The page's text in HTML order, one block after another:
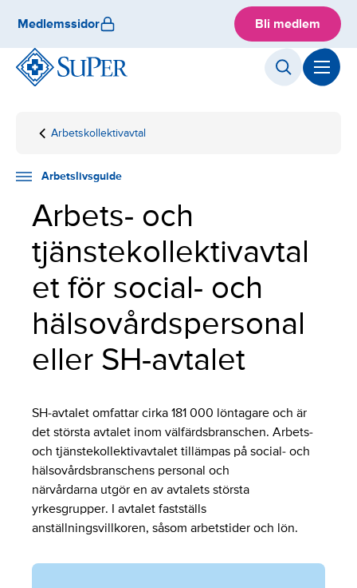
content
Medlemssidor Bli medlem
Hemsida
Arbetslivsguide
Anställningsfrågor
Arbetskollektivavtal
SH-
Arbetslivsguide
Arbets- och
tjänstekollektivavtal
et för social- och
hälsovårdspersonal
eller SH-avtalet
SH-avtalet omfattar cirka 181 000 löntagare och är
det största avtalet inom välfärdsbranschen. Arbets-
och tjänstekollektivavtalet tillämpas på social- och
hälsovårdsbranschens personal och
närvårdarna utgör en av avtalets största
yrkesgrupper. I avtalet fastställs
anställningsvillkoren, såsom arbetstider och lön.